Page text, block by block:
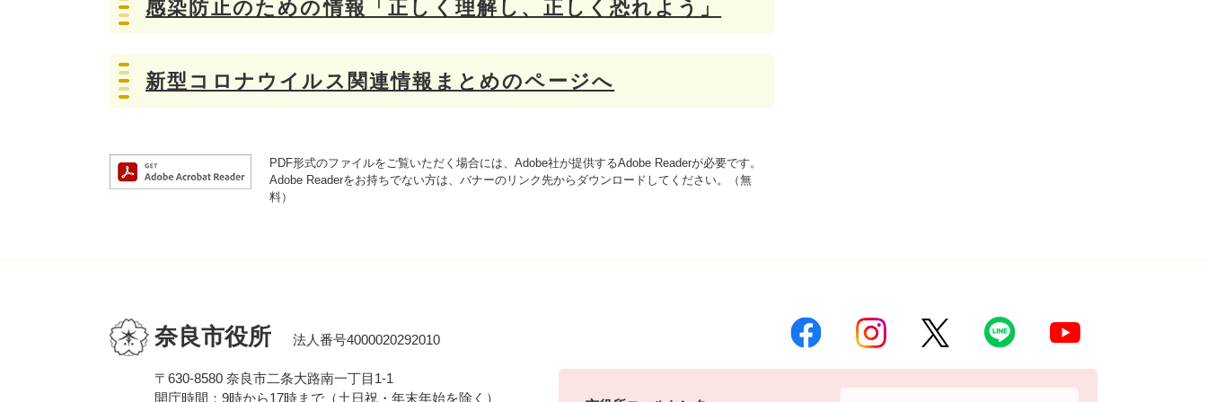
感染防止のための情報「正しく理解し、正しく恐れよう」
新型コロナウイルス関連情報まとめのページへ
PDF形式のファイルをご覧いただく場合には、Adobe社が提供するAdobe Readerが必要です。
Adobe Readerをお持ちでない方は、バナーのリンク先からダウンロードしてください。（無
料）
奈良市役所 法人番号4000020292010
〒630-8580 奈良市二条大路南一丁目1-1
開庁時間：9時から17時まで（土日祝・年末年始を除く）